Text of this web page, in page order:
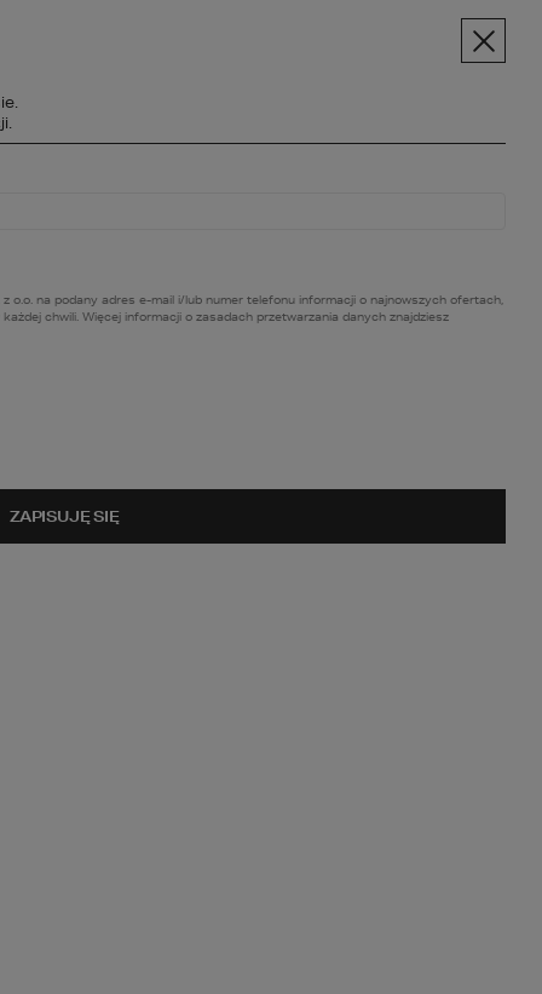
o.o. na podany adres e-mail i/lub numer telefonu informacji o najnowszych ofertach,
chwili. Więcej informacji o zasadach przetwarzania danych znajdziesz
ZAPISUJĘ SIĘ
ROKU
w którym odczuliśmy spore
miesiąc obserwowaliśmy jak
W tym czasie część gospodarki
nie miały pokrycia w wytworzonych
bankructwach i zamknięciach,
w łańcuchach dostaw i
kredytów hipotecznych. A przecież
na całościowe koszty budowy domu